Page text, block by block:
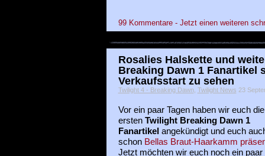
99 Kommentare - Jetzt einen weiteren
Rosalies Halskette und
Breaking Dawn 1 Fanartikel
Verkaufsstart zu sehen
Twilight 4 - Breaking Dawn, Twilight News 23
Vor ein paar Tagen haben wir euch die
ersten Twilight Breaking Dawn 1
Fanartikel angekündigt und euch
schon Bellas Braut-Haarkamm
Jetzt möchten wir euch noch ein paar